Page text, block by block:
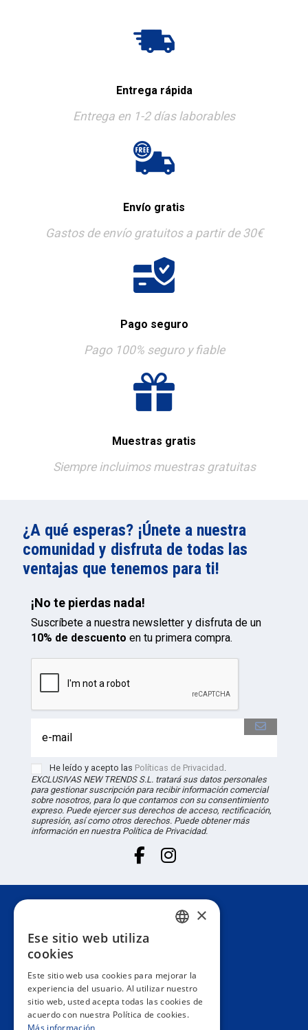
Entrega rápida
Entrega en 1-2 días laborables
Envío gratis
Gastos de envío gratuitos a partir de 30€
Pago seguro
Pago 100% seguro y fiable
Muestras gratis
Siempre incluimos muestras gratuitas
¿A qué esperas? ¡Únete a nuestra
comunidad y disfruta de todas las
ventajas que tenemos para ti!
¡No te pierdas nada!
Suscríbete a nuestra newsletter y disfruta de un
10% de descuento en tu primera compra.
He leído y acepto las Políticas de Privacidad
EXCLUSIVAS NEW TRENDS S.L. tratará sus datos personales
para gestionar suscripción para recibir información comercial
sobre nosotros, para lo que contamos con su consentimiento
expreso. Puede ejercer sus derechos de acceso, rectificación,
supresión, así como otros derechos. Puede obtener más
información en nuestra Política de Privacidad.
Información
Área privada
ENGLISH
ITALIAN
×
Ese sitio web utiliza
cookies
Este sitio web usa cookies para mejorar la
experiencia del usuario. Al utilizar nuestro
sitio web, usted acepta todas las cookies de
acuerdo con nuestra Política de cookies.
Más información